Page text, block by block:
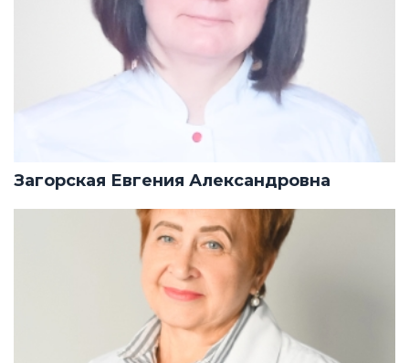
Загорская Евгения Александровна